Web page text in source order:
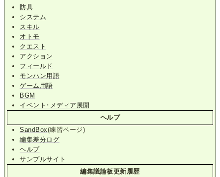
防具
システム
スキル
オトモ
クエスト
アクション
フィールド
モンハン用語
ゲーム用語
BGM
イベント･メディア展開
ヘルプ
SandBox(練習ページ)
編集差分ログ
ヘルプ
サンプルサイト
編集議論板更新履歴